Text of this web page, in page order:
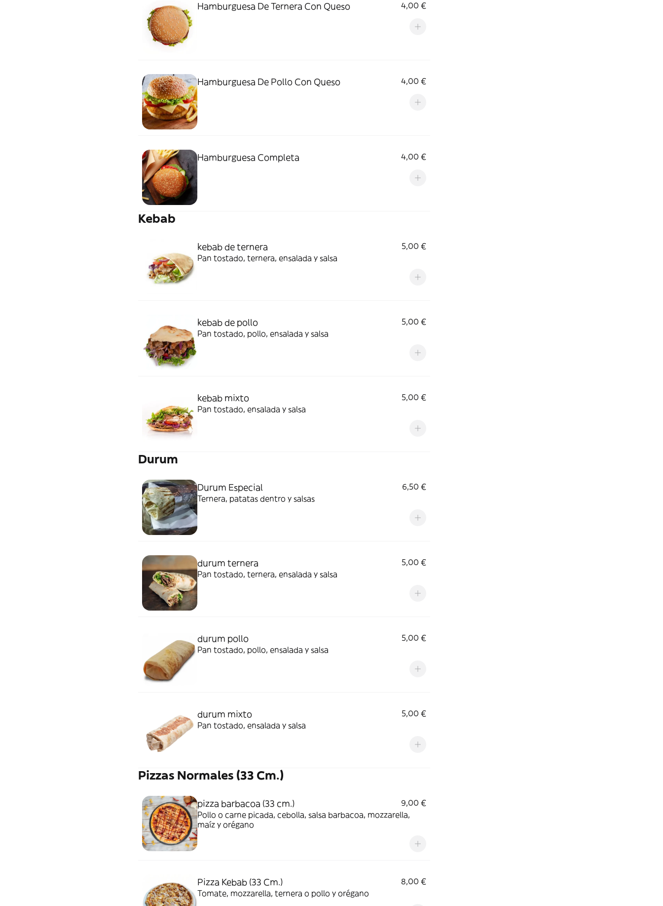
Hamburguesa De Ternera Con Queso 4,00 €
Hamburguesa De Pollo Con Queso 4,00 €
Hamburguesa Completa 4,00 €
Kebab
kebab de ternera
5,00 €
Pan tostado, ternera, ensalada y salsa
kebab de pollo
5,00 €
Pan tostado, pollo, ensalada y salsa
kebab mixto
5,00 €
Pan tostado, ensalada y salsa
Durum
Durum Especial
6,50 €
Ternera, patatas dentro y salsas
durum ternera
5,00 €
Pan tostado, ternera, ensalada y salsa
durum pollo
5,00 €
Pan tostado, pollo, ensalada y salsa
durum mixto
5,00 €
Pan tostado, ensalada y salsa
Pizzas Normales (33 Cm.)
pizza barbacoa (33 cm.)
9,00 €
Pollo o carne picada, cebolla, salsa barbacoa, mozzarella,
maíz y orégano
Pizza Kebab (33 Cm.)
8,00 €
Tomate, mozzarella, ternera o pollo y orégano